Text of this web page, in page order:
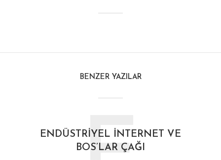
BENZER YAZILAR
ENDÜSTRIYEL İNTERNET VE
BOS’LAR ÇAĞI